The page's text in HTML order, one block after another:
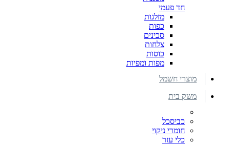
חד פעמי
מזלגות
כפות
סכינים
צלחות
כוסות
מפות ומפיות
מוצרי חשמל
משק בית
כביסכל
חומרי ניקוי
כלי עזר